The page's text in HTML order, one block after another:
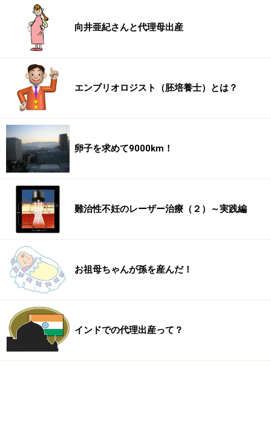
向井亜紀さんと代理母出産
エンブリオロジスト（胚培養士）とは？
卵子を求めて9000km！
難治性不妊のレーザー治療（２）～実践編
お祖母ちゃんが孫を産んだ！
インドでの代理出産って？